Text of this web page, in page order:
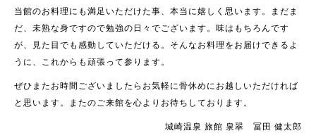
当館のお料理にも満足いただけた事、本当に嬉しく思います。まだま
だ、未熟な身ですので勉強の日々でございます。味はもちろんです
が、見た目でも感動していただける。そんなお料理をお届けできるよ
うに、これからも頑張って参ります。
ぜひまたお時間ございましたらお気軽に骨休めにお越しいただければ
と思います。またのご来館を心よりお待ちしております。
城崎温泉 旅館 泉翠 冨田 健太郎